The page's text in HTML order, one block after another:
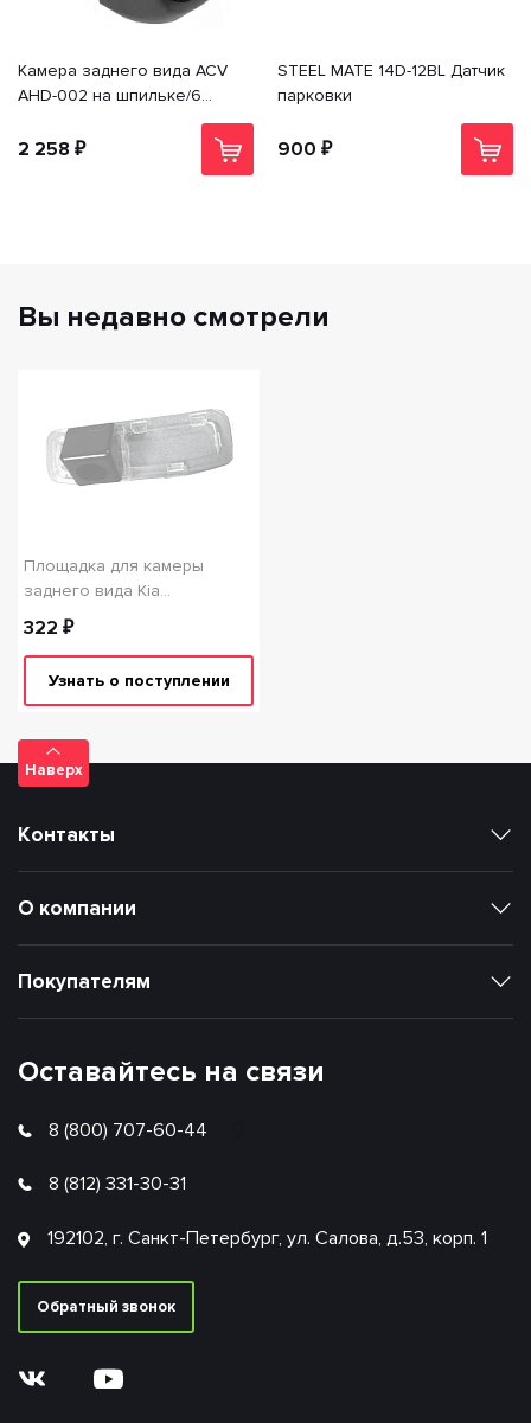
Камера заднего вида ACV
AHD-002 на шпильке/6
парковочные линии
2 258 ₽
STEEL MATE 14D-12BL Датчик
парковки
900 ₽
Вы недавно смотрели
Площадка для камеры
заднего вида Kia
Ceed/Carens SKY KI-3 (8129)
322 ₽
Узнать о поступлении
Наверх
Оставайтесь на связи
8 (800) 707-60-44
8 (812) 331-30-31
192102, г. Санкт-Петербург, ул. Салова, д.53, корп. 1
Обратный звонок
Покупателям
О компании
Контакты